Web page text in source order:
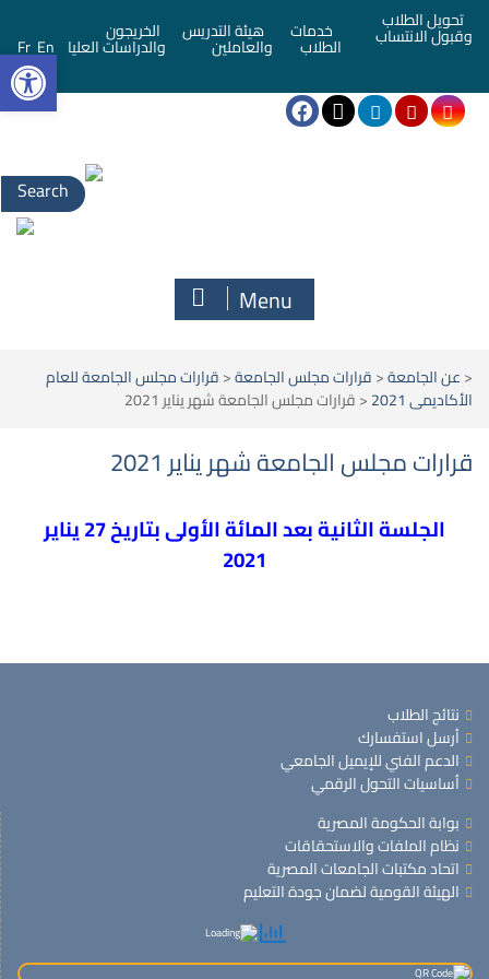
تحويل الطلاب
وقبول الانتساب خدمات
الطلاب
هيئة التدريس
والعاملين
الخريجون
والدراسات العليا En
Fr
Menu
<عن الجامعة<قرارات مجلس الجامعة<قرارات مجلس الجامعة للعام
الأكاديمى 2021
<قرارات مجلس الجامعة شهر يناير 2021
قرارات مجلس الجامعة شهر يناير 2021
الجلسة الثانية بعد المائة الأولى بتاريخ 27 يناير
2021
نتائج الطلاب
أرسل استفسارك
الدعم الفني للإيميل الجامعي
أساسيات التحول الرقمي
بوابة الحكومة المصرية
نظام الملفات والاستحقاقات
اتحاد مكتبات الجامعات المصرية
الهيئة القومية لضمان جودة التعليم